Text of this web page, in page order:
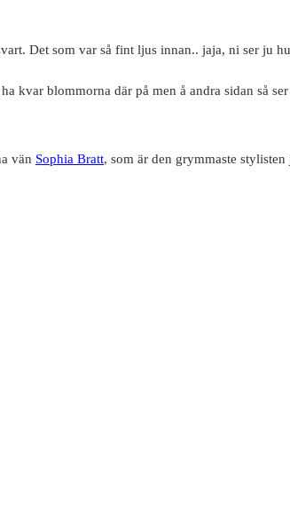
Det som var så fint ljus innan.. jaja, ni ser ju
kvar blommorna där på men å andra sidan så
vän Sophia Bratt, som är den grymmaste